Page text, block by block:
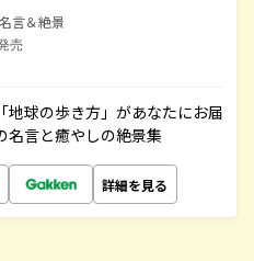
言＆絶景
売
球の歩き方」があなたにお届
名言と癒やしの絶景集
詳細を見る